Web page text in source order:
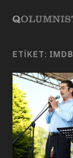
ETIKET: IMDB